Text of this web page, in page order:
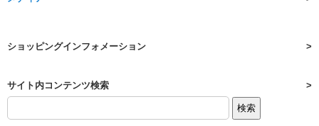
ショッピングインフォメーション
サイト内コンテンツ検索